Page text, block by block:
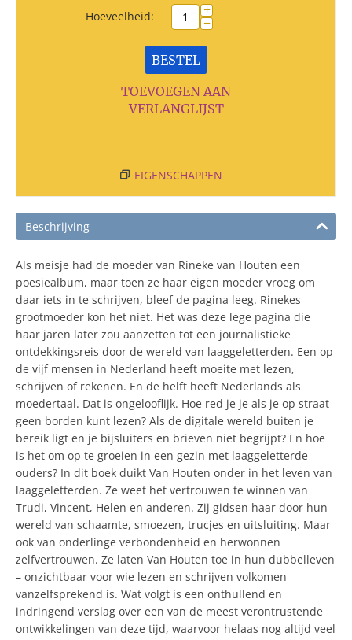
Hoeveelheid: +
−
BESTEL
TOEVOEGEN AAN
VERLANGLIJST
EIGENSCHAPPEN
Beschrijving
Als meisje had de moeder van Rineke van Houten een
poesiealbum, maar toen ze haar eigen moeder vroeg om
daar iets in te schrijven, bleef de pagina leeg. Rinekes
grootmoeder kon het niet. Het was deze lege pagina die
haar jaren later zou aanzetten tot een journalistieke
ontdekkingsreis door de wereld van laaggeletterden. Een op
de vijf mensen in Nederland heeft moeite met lezen,
schrijven of rekenen. En de helft heeft Nederlands als
moedertaal. Dat is ongelooflijk. Hoe red je je als je op straat
geen borden kunt lezen? Als de digitale wereld buiten je
bereik ligt en je bijsluiters en brieven niet begrijpt? En hoe
is het om op te groeien in een gezin met laaggeletterde
ouders? In dit boek duikt Van Houten onder in het leven van
laaggeletterden. Ze weet het vertrouwen te winnen van
Trudi, Vincent, Helen en anderen. Zij gidsen haar door hun
wereld van schaamte, smoezen, trucjes en uitsluiting. Maar
ook van onderlinge verbondenheid en herwonnen
zelfvertrouwen. Ze laten Van Houten toe in hun dubbelleven
– onzichtbaar voor wie lezen en schrijven volkomen
vanzelfsprekend is. Wat volgt is een onthullend en
indringend verslag over een van de meest verontrustende
ontwikkelingen van deze tijd, waarvoor helaas nog altijd veel